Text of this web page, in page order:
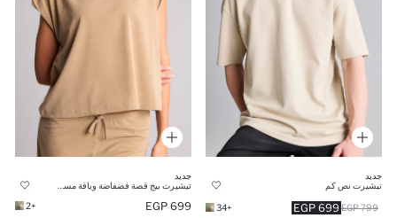
جديد
تيشيرت نص كم
699 EGP 799 EGP
+34
جديد
699 EGP
+2